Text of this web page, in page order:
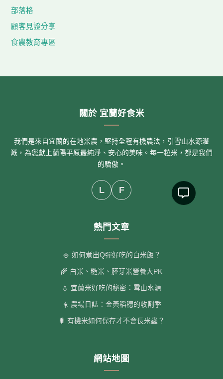
部落格
顧客見證分享
食農教育專區
關於 宜蘭好食米
我們是來自宜蘭的在地米農，堅持全程有機農法，引雪山水源灌
溉，為您獻上蘭陽平原最純淨、安心的美味。每一粒米，都是我們
的驕傲。
L F
熱門文章
🍚 如何煮出Q彈好吃的白米飯？
🌾 白米、糙米、胚芽米營養大PK
💧 宜蘭米好吃的秘密：雪山水源
☀️ 農場日誌：金黃稻穗的收割季
🐛 有機米如何保存才不會長米蟲？
網站地圖